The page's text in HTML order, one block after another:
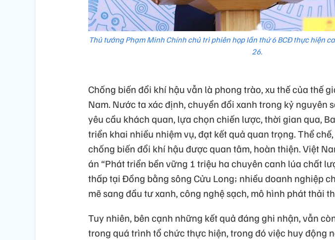
Thủ tướng Phạm Minh Chính chủ trì phiên họp lần thứ 6 BCĐ thực hiện
26.
Chống biến đổi khí hậu vẫn là phong trào, xu thế của thế
Nam. Nước ta xác định, chuyển đổi xanh trong kỷ nguyên
yêu cầu khách quan, lựa chọn chiến lược, thời gian qua,
triển khai nhiều nhiệm vụ, đạt kết quả quan trọng. Thể
chống biến đổi khí hậu được quan tâm, hoàn thiện. Việt
án “Phát triển bền vững 1 triệu ha chuyên canh lúa chất
thấp tại Đồng bằng sông Cửu Long; nhiều doanh nghiệp
mẽ sang đầu tư xanh, công nghệ sạch, mô hình phát thải
Tuy nhiên, bên cạnh những kết quả đáng ghi nhận, vẫn
trong quá trình tổ chức thực hiện, trong đó việc huy động